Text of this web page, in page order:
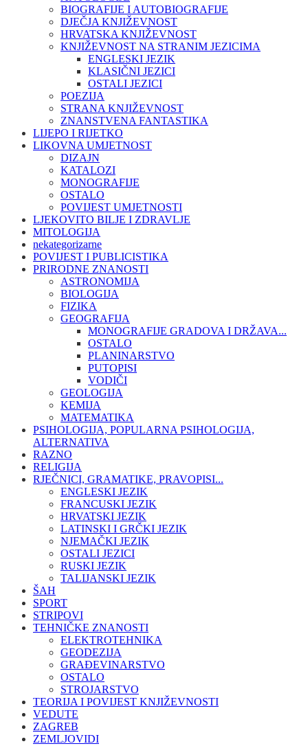
BIOGRAFIJE I AUTOBIOGRAFIJE
DJEČJA KNJIŽEVNOST
HRVATSKA KNJIŽEVNOST
KNJIŽEVNOST NA STRANIM JEZICIMA
ENGLESKI JEZIK
KLASIČNI JEZICI
OSTALI JEZICI
POEZIJA
STRANA KNJIŽEVNOST
ZNANSTVENA FANTASTIKA
LIJEPO I RIJETKO
LIKOVNA UMJETNOST
DIZAJN
KATALOZI
MONOGRAFIJE
OSTALO
POVIJEST UMJETNOSTI
LJEKOVITO BILJE I ZDRAVLJE
MITOLOGIJA
nekategorizarne
POVIJEST I PUBLICISTIKA
PRIRODNE ZNANOSTI
ASTRONOMIJA
BIOLOGIJA
FIZIKA
GEOGRAFIJA
MONOGRAFIJE GRADOVA I DRŽAVA...
OSTALO
PLANINARSTVO
PUTOPISI
VODIČI
GEOLOGIJA
KEMIJA
MATEMATIKA
PSIHOLOGIJA, POPULARNA PSIHOLOGIJA,
ALTERNATIVA
RAZNO
RELIGIJA
RJEČNICI, GRAMATIKE, PRAVOPISI...
ENGLESKI JEZIK
FRANCUSKI JEZIK
HRVATSKI JEZIK
LATINSKI I GRČKI JEZIK
NJEMAČKI JEZIK
OSTALI JEZICI
RUSKI JEZIK
TALIJANSKI JEZIK
ŠAH
SPORT
STRIPOVI
TEHNIČKE ZNANOSTI
ELEKTROTEHNIKA
GEODEZIJA
GRAĐEVINARSTVO
OSTALO
STROJARSTVO
TEORIJA I POVIJEST KNJIŽEVNOSTI
VEDUTE
ZAGREB
ZEMLJOVIDI